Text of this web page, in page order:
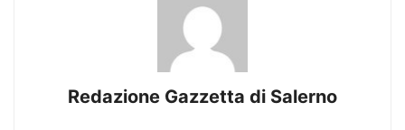
Redazione Gazzetta di Salerno